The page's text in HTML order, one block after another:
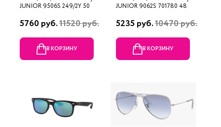
JUNIOR 9506S 249/2Y 50
5760 руб.11520 руб.
В КОРЗИНУ
JUNIOR 9062S 701780 48
5235 руб.10470 руб.
В КОРЗИНУ